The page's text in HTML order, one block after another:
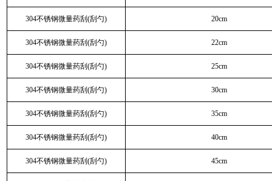
304不锈钢微量药刮(刮勺) 20cm
304不锈钢微量药刮(刮勺) 22cm
304不锈钢微量药刮(刮勺) 25cm
304不锈钢微量药刮(刮勺) 30cm
304不锈钢微量药刮(刮勺) 35cm
304不锈钢微量药刮(刮勺) 40cm
304不锈钢微量药刮(刮勺) 45cm